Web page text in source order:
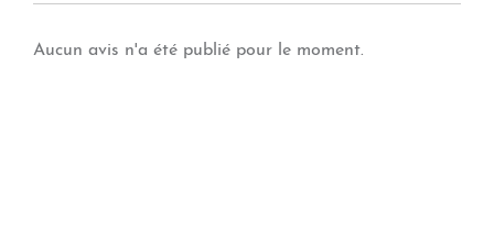
Aucun avis n'a été publié pour le moment.